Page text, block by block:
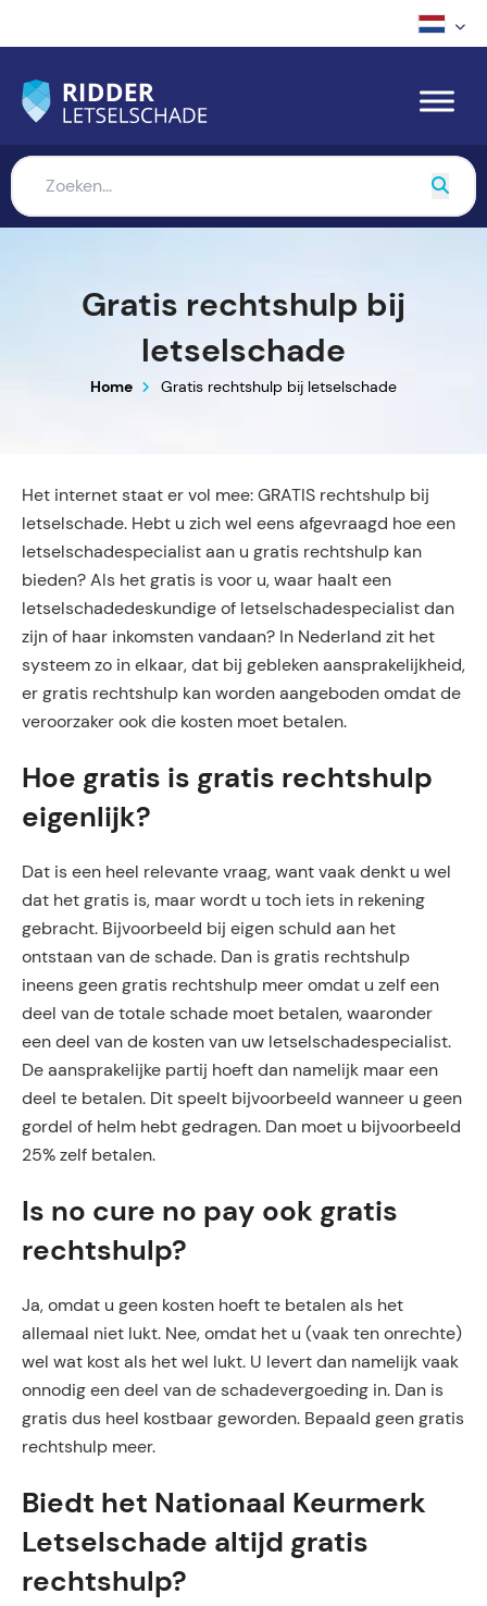
Gratis rechtshulp bij
letselschade
Home Gratis rechtshulp bij letselschade
Het internet staat er vol mee: GRATIS rechtshulp bij
letselschade. Hebt u zich wel eens afgevraagd hoe een
letselschadespecialist aan u gratis rechtshulp kan
bieden? Als het gratis is voor u, waar haalt een
letselschadedeskundige of letselschadespecialist dan
zijn of haar inkomsten vandaan? In Nederland zit het
systeem zo in elkaar, dat bij gebleken aansprakelijkheid,
er gratis rechtshulp kan worden aangeboden omdat de
veroorzaker ook die kosten moet betalen.
Hoe gratis is gratis rechtshulp
eigenlijk?
Dat is een heel relevante vraag, want vaak denkt u wel
dat het gratis is, maar wordt u toch iets in rekening
gebracht. Bijvoorbeeld bij eigen schuld aan het
ontstaan van de schade. Dan is gratis rechtshulp
ineens geen gratis rechtshulp meer omdat u zelf een
deel van de totale schade moet betalen, waaronder
een deel van de kosten van uw letselschadespecialist.
De aansprakelijke partij hoeft dan namelijk maar een
deel te betalen. Dit speelt bijvoorbeeld wanneer u geen
gordel of helm hebt gedragen. Dan moet u bijvoorbeeld
25% zelf betalen.
Is no cure no pay ook gratis
rechtshulp?
Ja, omdat u geen kosten hoeft te betalen als het
allemaal niet lukt. Nee, omdat het u (vaak ten onrechte)
wel wat kost als het wel lukt. U levert dan namelijk vaak
onnodig een deel van de schadevergoeding in. Dan is
gratis dus heel kostbaar geworden. Bepaald geen gratis
rechtshulp meer.
Biedt het Nationaal Keurmerk
Letselschade altijd gratis
rechtshulp?